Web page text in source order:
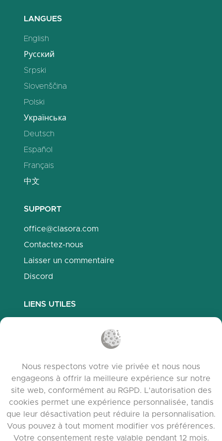
LANGUES
English
Русский
Srpski
Slovenščina
Polski
Українська
Deutsch
Español
Français
中文
SUPPORT
office@clasora.com
Contactez-nous
Laisser un commentaire
Discord
LIENS UTILES
Politique de confidentialité
Conditions d’utilisation
Notes de version
Nous respectons votre vie privée et nous nous
engageons à offrir la meilleure expérience sur notre
site web, conformément au RGPD. L'autorisation des
cookies permet une expérience personnalisée, tandis
que leur désactivation peut réduire la personnalisation.
Vous pouvez à tout moment modifier vos préférences.
Votre consentement reste valable pendant 12 mois.